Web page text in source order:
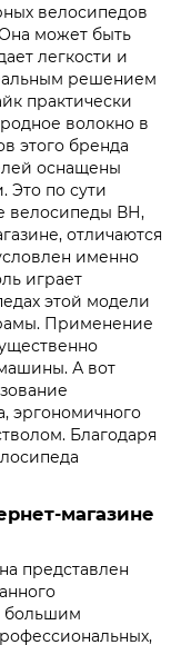
велосипедов
может быть
легкости и
решением
практически
волокно в
этого бренда
оснащены
Это по сути
велосипеды ВН,
отличаются
именно
играет
этой модели
Применение
А вот
эргономичного
Благодаря
магазине
представлен
большим